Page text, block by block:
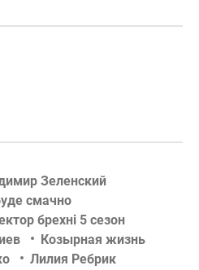
Зеленский
смачно
брехні 5 сезон
Козырная жизнь
Лилия Ребрик